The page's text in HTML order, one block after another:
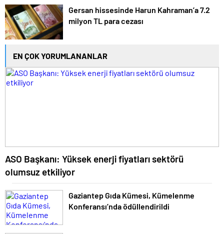
Gersan hissesinde Harun Kahraman’a 7.2
milyon TL para cezası
EN ÇOK YORUMLANANLAR
ASO Başkanı: Yüksek enerji fiyatları sektörü
olumsuz etkiliyor
Gaziantep Gıda Kümesi, Kümelenme
Konferansı’nda ödüllendirildi